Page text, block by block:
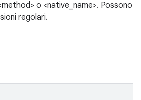
o <native_name>. Possono
regolari.